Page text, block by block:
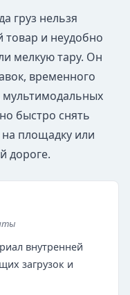
груз нельзя
товар и неудобно
мелкую тару. Он
временного
мультимодальных
быстро снять
на площадку или
дороге.
внутренней
загрузок и